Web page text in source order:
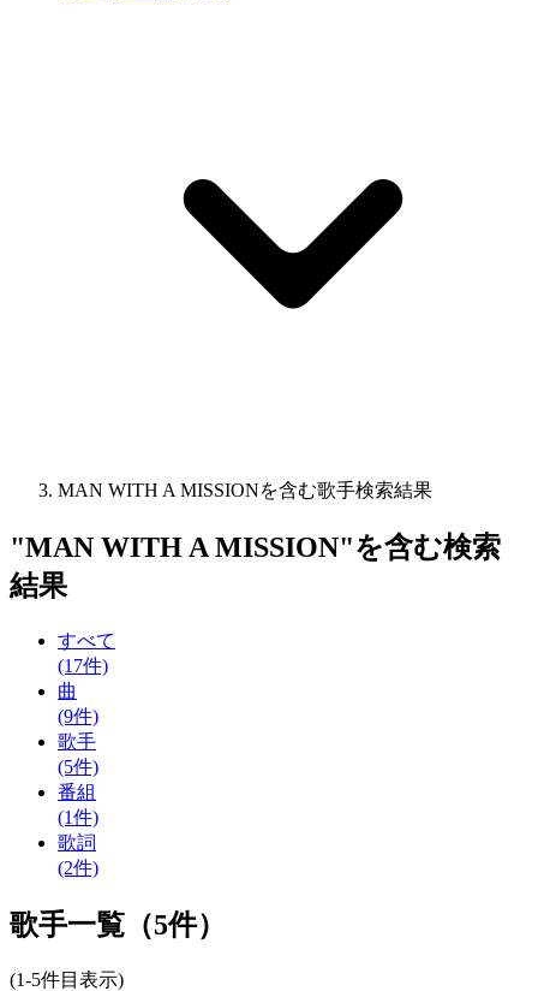
MAN WITH A MISSIONを含む歌手検索結果
"MAN WITH A MISSION"を含む検索
結果
すべて
(17件)
曲
(9件)
歌手
(5件)
番組
(1件)
歌詞
(2件)
歌手一覧（5件）
(1-5件目表示)